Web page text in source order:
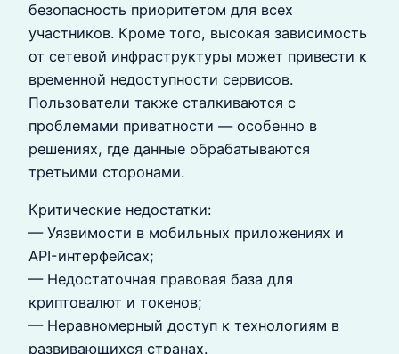
безопасность приоритетом для всех
участников. Кроме того, высокая зависимость
от сетевой инфраструктуры может привести к
временной недоступности сервисов.
Пользователи также сталкиваются с
проблемами приватности — особенно в
решениях, где данные обрабатываются
третьими сторонами.
Критические недостатки:
— Уязвимости в мобильных приложениях и
API-интерфейсах;
— Недостаточная правовая база для
криптовалют и токенов;
— Неравномерный доступ к технологиям в
развивающихся странах.